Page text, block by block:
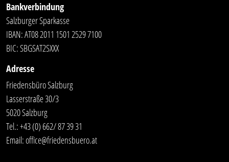
Bankverbindung
Salzburger Sparkasse
IBAN: AT08 2011 1501 2529 7100
BIC: SBGSAT2SXXX
Adresse
Friedensbüro Salzburg
Lasserstraße 30/3
5020 Salzburg
Tel.:+43 (0) 662/ 87 39 31
Email:office@friedensbuero.at